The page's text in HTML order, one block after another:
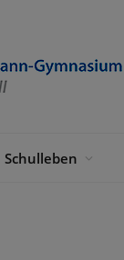
Schulleben